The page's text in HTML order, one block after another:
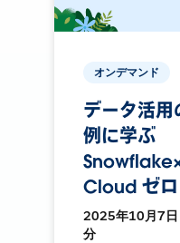
オンデマンド
データ活
例に学ぶ
Cloud ゼ
2025年10月7日
分